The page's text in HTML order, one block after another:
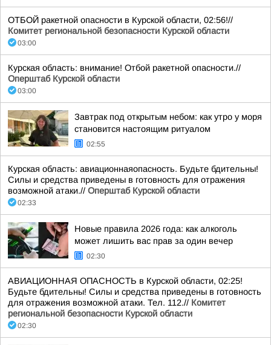
ОТБОЙ ракетной опасности в Курской области, 02:56!//
Комитет региональной безопасности Курской области
03:00
Курская область: внимание! Отбой ракетной опасности.//
Оперштаб Курской области
03:00
Завтрак под открытым небом: как утро у моря
становится настоящим ритуалом
02:55
Курская область: авиационнаяопасность. Будьте бдительны!
Силы и средства приведены в готовность для отражения
возможной атаки.// Оперштаб Курской области
02:33
Новые правила 2026 года: как алкоголь
может лишить вас прав за один вечер
02:30
АВИАЦИОННАЯ ОПАСНОСТЬ в Курской области, 02:25!
Будьте бдительны! Силы и средства приведены в готовность
для отражения возможной атаки. Тел. 112.// Комитет
региональной безопасности Курской области
02:30